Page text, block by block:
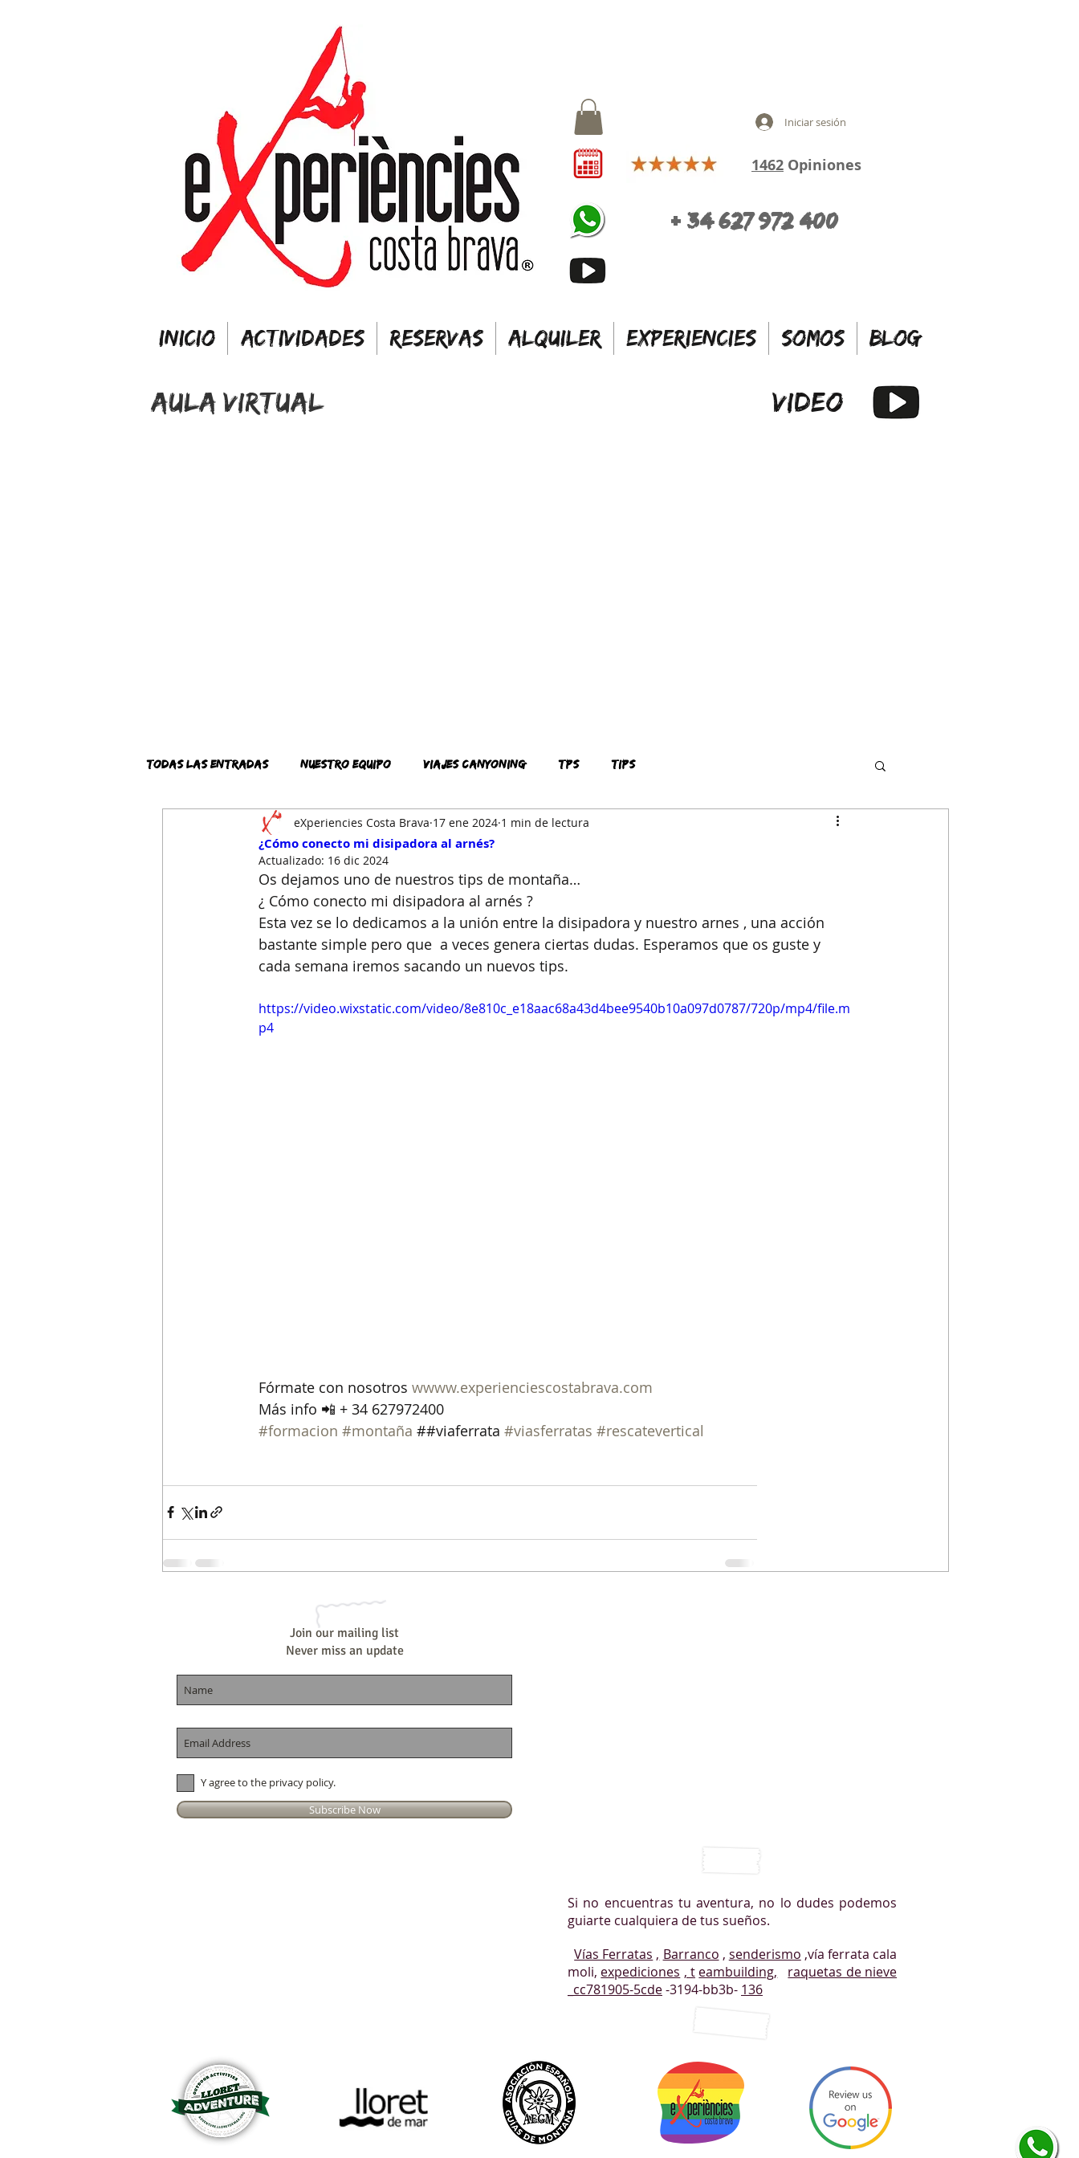
Iniciar sesión
1462 Opiniones
+ 34627 972 400
INICIO ACTIVIDADES RESERVAS ALQUILER EXPERIENCIES SOMOS BLOG
aula virtual VIDEO
Todas las entradas NUESTRO EQUIPO VIAJES CANYONING TPS TIPS
¿Cómo conecto mi disipadora al arnés?
eXperiencies Costa Brava 17 ene 2024 1 min de lectura
Actualizado: 16 dic 2024
Os dejamos uno de nuestros tips de montaña…
¿ Cómo conecto mi disipadora al arnés ?
Esta vez se lo dedicamos a la unión entre la disipadora y nuestro arnes , una acción
bastante simple pero que  a veces genera ciertas dudas. Esperamos que os guste y
cada semana iremos sacando un nuevos tips.
https://video.wixstatic.com/video/8e810c_e18aac68a43d4bee9540b10a097d0787/720p/mp4/file.m
p4
Fórmate con nosotros wwww.experienciescostabrava.com
Más info 📲 + 34 627972400
#formacion #montaña ##viaferrata #viasferratas #rescatevertical
Join our mailing list
Never miss an update
Y agree to the privacy policy.
Subscribe Now
Si no encuentras tu aventura, no lo dudes podemos
guiarte cualquiera de tus sueños.
Vías Ferratas , Barranco , senderismo ,vía ferrata cala
moli, expediciones , t eambuilding,
raquetas de nieve
_cc781905-5cde-3194-bb3b- 136